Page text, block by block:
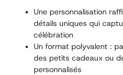
Une personnalisation
détails uniques qui
célébration
Un format polyvalent :
des petits cadeaux ou
personnalisés